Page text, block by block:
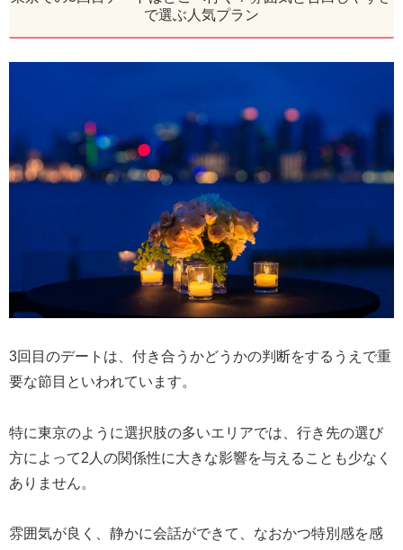
で選ぶ人気プラン
3回目のデートは、付き合うかどうかの判断をするうえで重
要な節目といわれています。
特に東京のように選択肢の多いエリアでは、行き先の選び
方によって2人の関係性に大きな影響を与えることも少なく
ありません。
雰囲気が良く、静かに会話ができて、なおかつ特別感を感